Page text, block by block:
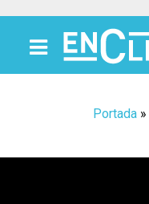
Portada »